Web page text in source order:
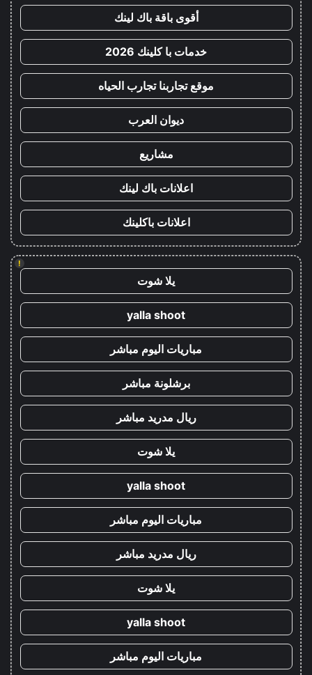
أقوى باقة باك لينك
خدمات با كلينك 2026
موقع تجاربنا تجارب الحياه
ديوان العرب
مشاريع
اعلانات باك لينك
اعلانات باكلينك
!
يلا شوت
yalla shoot
مباريات اليوم مباشر
برشلونة مباشر
ريال مدريد مباشر
يلا شوت
yalla shoot
مباريات اليوم مباشر
ريال مدريد مباشر
يلا شوت
yalla shoot
مباريات اليوم مباشر